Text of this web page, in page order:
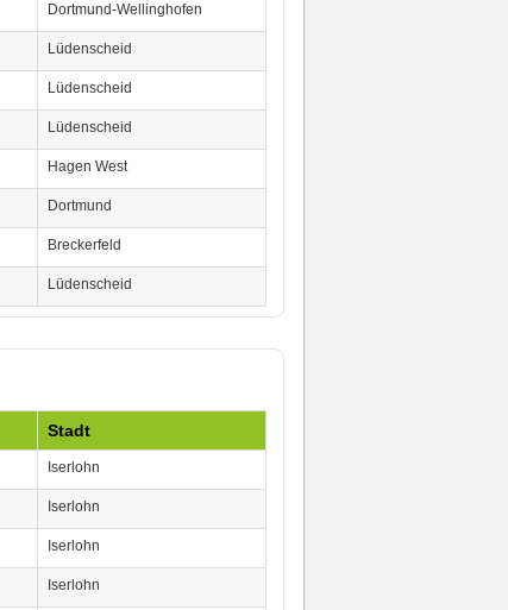
Dortmund-Wellinghofen
Lüdenscheid
Lüdenscheid
Lüdenscheid
Hagen West
Dortmund
Breckerfeld
Lüdenscheid
Stadt
Iserlohn
Iserlohn
Iserlohn
Iserlohn